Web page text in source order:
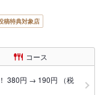
稿特典対象店
コース
380円 → 190円 （税